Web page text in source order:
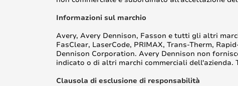
Informazioni sul marchio
Avery, Avery Dennison, Fasson e tutti gli altri
FasClear, LaserCode, PRIMAX, Trans-Therm,
Dennison Corporation. Avery Dennison non
indicato o di altri marchi commerciali
Clausola di esclusione di responsabilità